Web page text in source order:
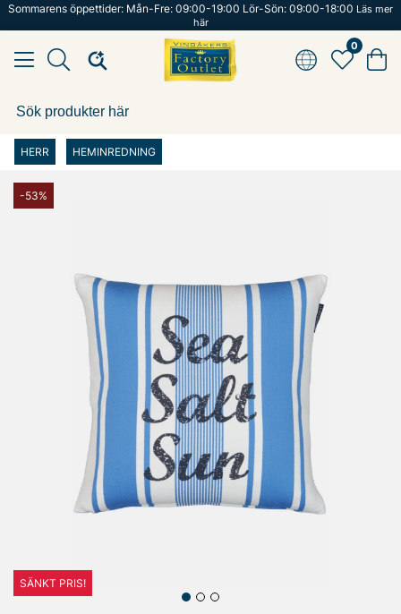
Sommarens öppettider: Mån-Fre: 09:00-19:00 Lör-Sön: 09:00-18:00 Läs mer
här
0
HERR HEMINREDNING
-53%
SÄNKT PRIS!